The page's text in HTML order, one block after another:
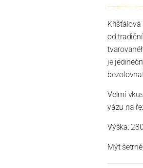
Křišťálová
od
je
Velmi
vázu na
Výška:
Mýt